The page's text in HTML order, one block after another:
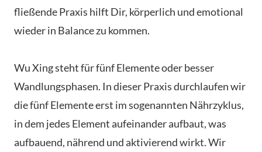
fließende Praxis hilft Dir, körperlich und emotional
wieder in Balance zu kommen.
Wu Xing steht für fünf Elemente oder besser
Wandlungsphasen. In dieser Praxis durchlaufen wir
die fünf Elemente erst im sogenannten Nährzyklus,
in dem jedes Element aufeinander aufbaut, was
aufbauend, nährend und aktivierend wirkt. Wir